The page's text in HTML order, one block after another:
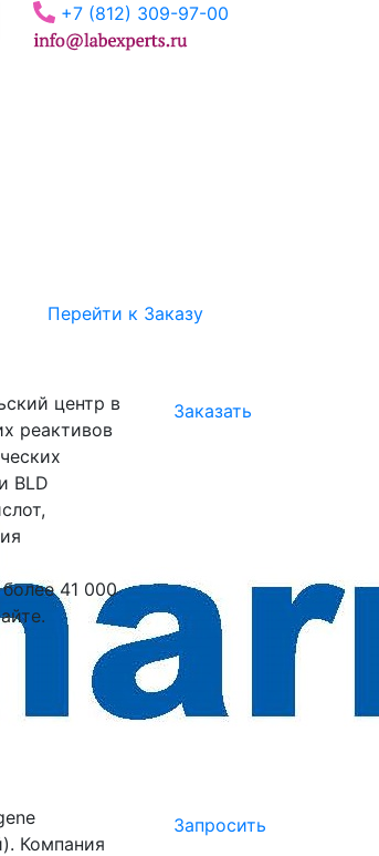
+7 (812) 309-97-00
Перейти к Заказу
центр в
реактивов
BLD
41 000
Заказать
Компания
Запросить